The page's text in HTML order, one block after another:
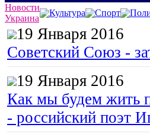
Новости
Украина
Культура Спорт
19 Января 2016
Советский Союз -
19 Января 2016
Как мы будем жить
- российский поэт